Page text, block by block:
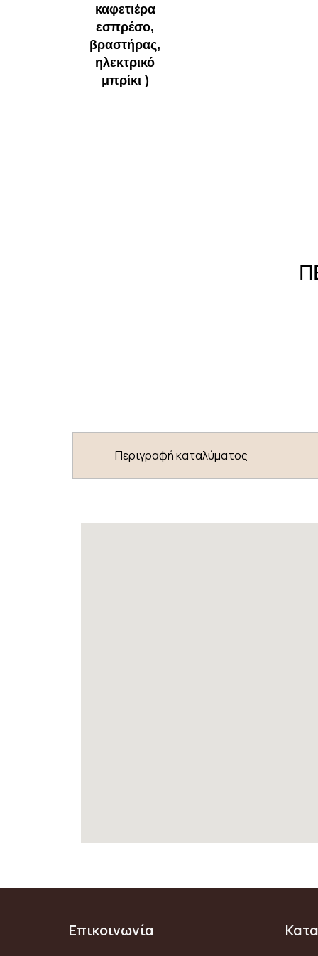
καφετιέρα
εσπρέσο,
βραστήρας,
ηλεκτρικό
μπρίκι )
Περιγραφή καταλύματος
Επικοινωνία